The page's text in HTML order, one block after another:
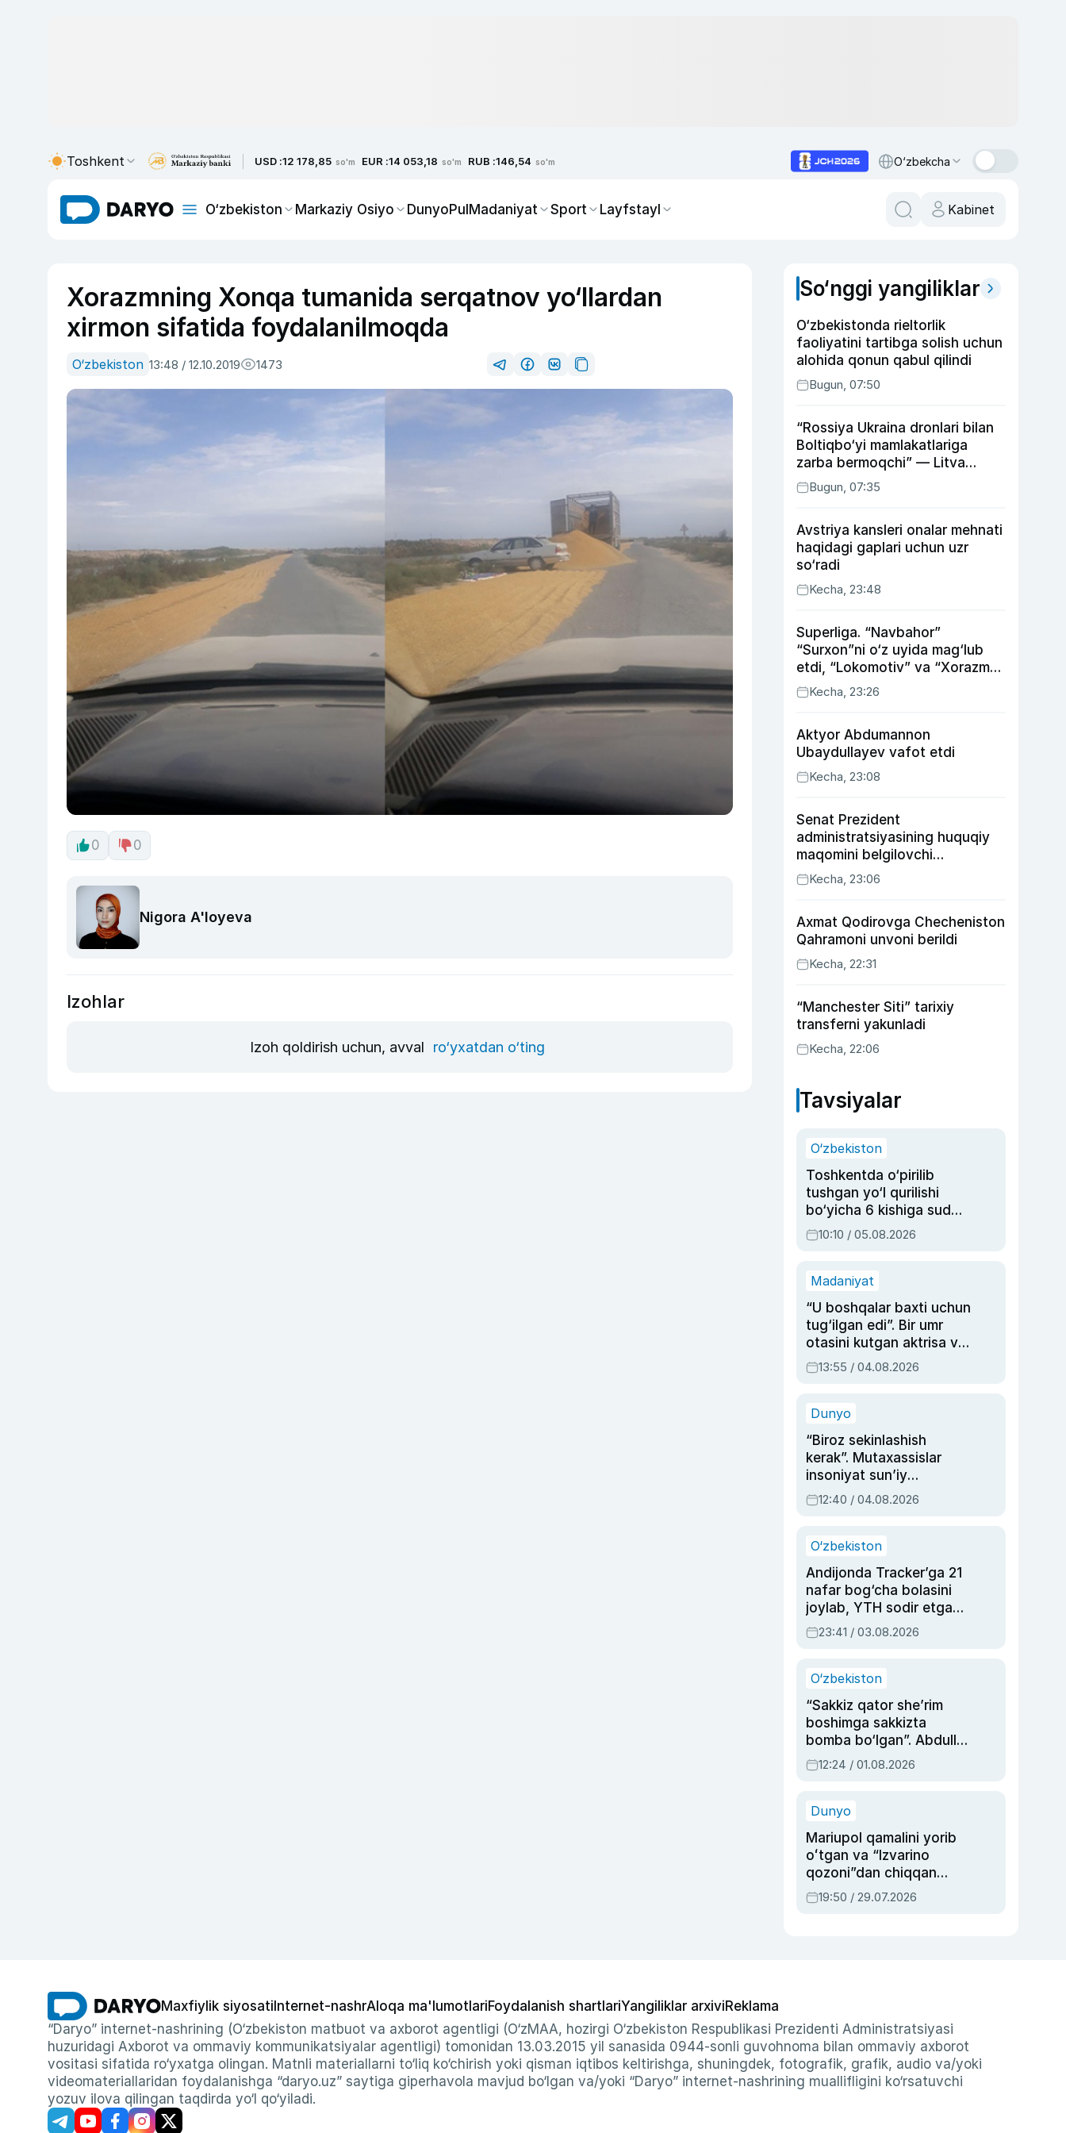
Toshkent USD :12 178,85 so'm EUR :14 053,18 so'm RUB :146,54 so'm O‘zbekcha
O‘zbekiston Markaziy Osiyo DunyoPulMadaniyat Sport Layfstayl Kabinet
Xorazmning Xonqa tumanida serqatnov yo‘llardan
xirmon sifatida foydalanilmoqda
O‘zbekiston 13:48 / 12.10.2019 1473
0 0
Nigora A'loyeva
Izohlar
Izoh qoldirish uchun, avval ro‘yxatdan o‘ting
So‘nggi yangiliklar
O‘zbekistonda rieltorlik
faoliyatini tartibga solish uchun
alohida qonun qabul qilindi
Bugun, 07:50
“Rossiya Ukraina dronlari bilan
Boltiqbo‘yi mamlakatlariga
zarba bermoqchi” — Litva
mudofaa vaziri
Bugun, 07:35
Avstriya kansleri onalar mehnati
haqidagi gaplari uchun uzr
so‘radi
Kecha, 23:48
Superliga. “Navbahor”
“Surxon”ni o‘z uyida mag‘lub
etdi, “Lokomotiv” va “Xorazm”
uyda g‘alaba qozondi
Kecha, 23:26
Aktyor Abdu­mannon
Ubaydullayev vafot etdi
Kecha, 23:08
Senat Prezident
administratsiyasining huquqiy
maqomini belgilovchi
konstitutsiyaviy qonunni
ma’qulladi
Kecha, 23:06
Axmat Qodirovga Checheniston
Qahramoni unvoni berildi
Kecha, 22:31
“Manchester Siti” tarixiy
transferni yakunladi
Kecha, 22:06
Tavsiyalar
O‘zbekiston
Toshkentda o‘pirilib
tushgan yo‘l qurilishi
bo‘yicha 6 kishiga sud
hukmi o‘qildi
10:10 / 05.08.2026
Madaniyat
“U boshqalar baxti uchun
tug‘ilgan edi”. Bir umr
otasini kutgan aktrisa va
dublyaj ustasi Rimma
Ahmedovaning
13:55 / 04.08.2026
Dunyo
“Biroz sekinlashish
kerak”. Mutaxassislar
insoniyat sun’iy
intellektni boshqara
olmay qolishidan xavotir
12:40 / 04.08.2026
O‘zbekiston
Andijonda Tracker’ga 21
nafar bog‘cha bolasini
joylab, YTH sodir etgan
ayolga sud hukmi o‘qildi
23:41 / 03.08.2026
O‘zbekiston
“Sakkiz qator she’rim
boshimga sakkizta
bomba bo‘lgan”. Abdulla
Oripovni siyosiy
ayblovlardan asrab
12:24 / 01.08.2026
Dunyo
Mariupol qamalini yorib
oʻtgan va “Izvarino
qozoni”dan chiqqan
qahramon — Ukraina
armiyasi bosh
19:50 / 29.07.2026
Maxfiylik siyosati Internet-nashrAloqa ma'lumotlariFoydalanish shartlariYangiliklar arxiviReklama
“Daryo” internet-nashrining (O‘zbekiston matbuot va axborot agentligi (O‘zMAA, hozirgi O‘zbekiston Respublikasi Prezidenti Administratsiyasi
huzuridagi Axborot va ommaviy kommunikatsiyalar agentligi) tomonidan 13.03.2015 yil sanasida 0944-sonli guvohnoma bilan ommaviy axborot
vositasi sifatida ro‘yxatga olingan. Matnli materiallarni to‘liq ko‘chirish yoki qisman iqtibos keltirishga, shuningdek, fotografik, grafik, audio va/yoki
videomateriallaridan foydalanishga “daryo.uz” saytiga giperhavola mavjud bo‘lgan va/yoki “Daryo” internet-nashrining muallifligini ko‘rsatuvchi
yozuv ilova qilingan taqdirda yo‘l qo‘yiladi.